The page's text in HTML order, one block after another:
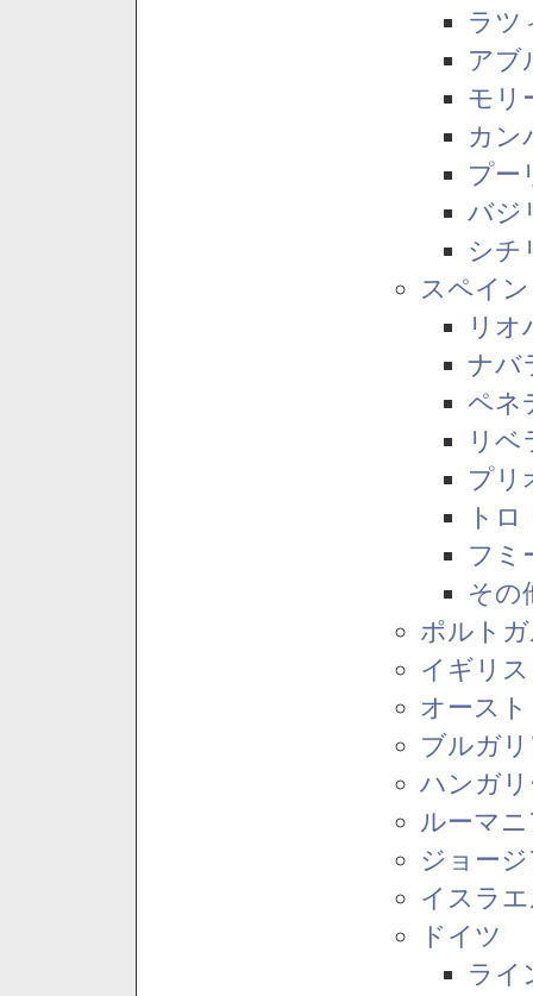
ラツ
アブ
モリ
カン
プー
バジ
シチ
スペイン
リオ
ナバ
ペネ
リベ
プリ
トロ
フミ
その
ポルト
イギリス
オース
ブルガ
ハンガ
ルーマ
ジョー
イスラ
ドイツ
ライ